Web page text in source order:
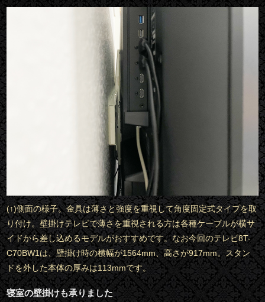
(↑)側面の様子。金具は薄さと強度を重視して角度固定式タイプを取
り付け。壁掛けテレビで薄さを重視される方は各種ケーブルが横サ
イドから差し込めるモデルがおすすめです。なお今回のテレビ8T-
C70BW1は、壁掛け時の横幅が1564mm、高さが917mm。スタン
ドを外した本体の厚みは113mmです。
寝室の壁掛けも承りました